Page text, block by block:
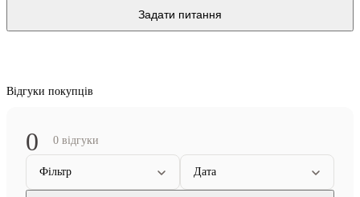
Задати питання
Відгуки покупців
0 0 відгуки
Фільтр Дата